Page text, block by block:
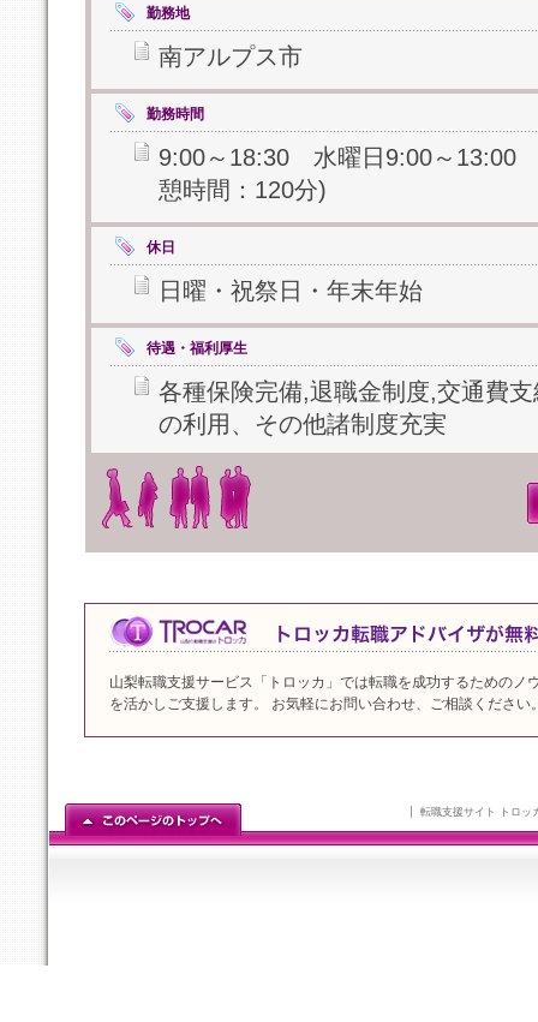
勤務地
南アルプス市
勤務時間
9:00～18:30 水曜日9:00～
憩時間：120分)
休日
日曜・祝祭日・年末年始
待遇・福利厚生
各種保険完備,退職金制度,交通費
の利用、その他諸制度充実
山梨転職支援サービス「トロッカ」では転職を成功するためのノ
を活かしご支援します。 お気軽にお問い合わせ、ご相談ください
転職支援サイト トロッ